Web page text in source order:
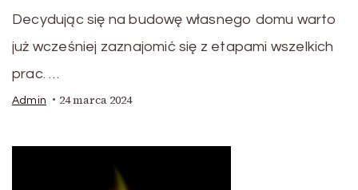
Decydując się na budowę własnego domu warto
już wcześniej zaznajomić się z etapami wszelkich
prac. …
Admin 24 marca 2024